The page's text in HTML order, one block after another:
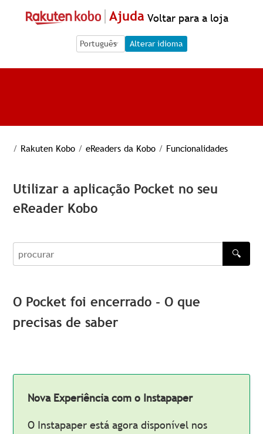
Ajuda Voltar para a loja
Language Selection
Language Selection
Alterar idioma
/ Rakuten Kobo / eReaders da Kobo / Funcionalidades
Utilizar a aplicação Pocket no seu
eReader Kobo
procurar
🔍
O Pocket foi encerrado - O que
precisas de saber
Nova Experiência com o Instapaper
O Instapaper está agora disponível nos